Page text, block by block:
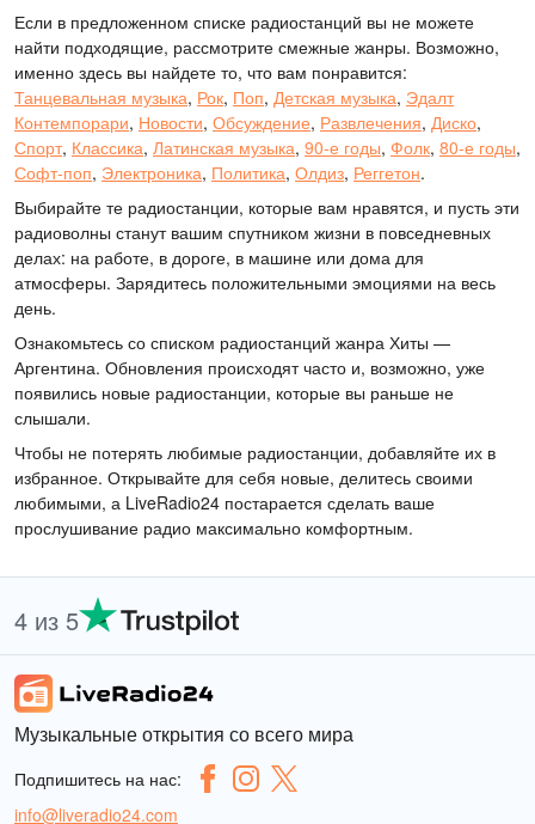
Если в предложенном списке радиостанций вы не можете
найти подходящие, рассмотрите смежные жанры. Возможно,
именно здесь вы найдете то, что вам понравится:
Танцевальная музыка, Рок, Поп, Детская музыка, Эдалт
Контемпорари, Новости, Обсуждение, Развлечения, Диско,
Спорт, Классика, Латинская музыка, 90-е годы, Фолк, 80-е годы,
Софт-поп, Электроника, Политика, Олдиз, Реггетон.
Выбирайте те радиостанции, которые вам нравятся, и пусть эти
радиоволны станут вашим спутником жизни в повседневных
делах: на работе, в дороге, в машине или дома для
атмосферы. Зарядитесь положительными эмоциями на весь
день.
Ознакомьтесь со списком радиостанций жанра Хиты —
Аргентина. Обновления происходят часто и, возможно, уже
появились новые радиостанции, которые вы раньше не
слышали.
Чтобы не потерять любимые радиостанции, добавляйте их в
избранное. Открывайте для себя новые, делитесь своими
любимыми, а LiveRadio24 постарается сделать ваше
прослушивание радио максимально комфортным.
4 из 5
Музыкальные открытия со всего мира
Подпишитесь на нас:
info@liveradio24.com